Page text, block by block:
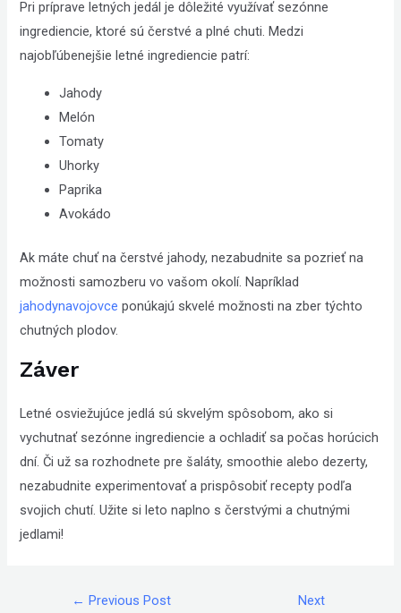
Pri príprave letných jedál je dôležité využívať sezónne
ingrediencie, ktoré sú čerstvé a plné chuti. Medzi
najobľúbenejšie letné ingrediencie patrí:
Jahody
Melón
Tomaty
Uhorky
Paprika
Avokádo
Ak máte chuť na čerstvé jahody, nezabudnite sa pozrieť na
možnosti samozberu vo vašom okolí. Napríklad
jahodynavojovce ponúkajú skvelé možnosti na zber týchto
chutných plodov.
Záver
Letné osviežujúce jedlá sú skvelým spôsobom, ako si
vychutnať sezónne ingrediencie a ochladiť sa počas horúcich
dní. Či už sa rozhodnete pre šaláty, smoothie alebo dezerty,
nezabudnite experimentovať a prispôsobiť recepty podľa
svojich chutí. Užite si leto naplno s čerstvými a chutnými
jedlami!
← Previous Post
Next